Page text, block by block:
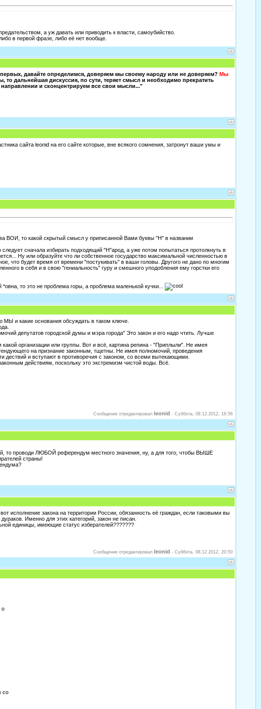
а уж давать или приводить к власти, самоубийство.
в первой фразе, либо её нет вообще.
давайте определимся, доверяем мы своему народу или не доверяем? Мы
то дальнейшая дискуссия, по сути, теряет смысл и необходимо прекратить
и сконцентрируем все свои мысли..."
сайта leonid на его сайте которые, вне всякого сомнения, затронут ваши умы и
ВОИ, то какой скрытый смысл у приписанной Вами буквы "Н" в названии
сначала избирать подходящий "Н"арод, а уже потом попытаться протолкнуть в
Ну или образуйте что ли собственное государство максимальной численностью в
что будет время от времени "постукивать" в ваши головы. Другого не дано по многим
в себя и в свою "гениальность" гуру и смешного уподобления ему горстки его
то это не проблема горы, а проблема маленькой кучки...
МЫ и какие основания обсуждать в таком ключе.
депутатов городской думы и мэра города" Это закон и его надо чтить. Лучше
организации или группы. Вот и всё, картина репина - "Приплыли". Не имея
на признание законным, тщетны. Не имея полномочий, проведения
дествий и вступают в противоречия с законом, со всеми вытекающими.
действиям, поскольку это экстремизм чистой воды. Всё.
Сообщение отредактировал leonid - Суббота, 08.12.2012, 16:56
то проводи ЛЮБОЙ референдум местного значения, ну, а для того, чтобы ВЫШЕ
страны!
исполнение закона на территории России, обязанность её граждан, если таковыми вы
Именно для этих категорий, закон не писан.
единицы, имеющие статус изберателей???????
Сообщение отредактировал leonid - Суббота, 08.12.2012, 20:50
о
со